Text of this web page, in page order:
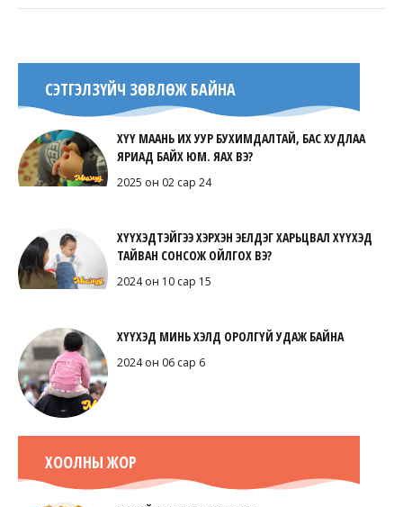
СЭТГЭЛЗҮЙЧ ЗӨВЛӨЖ БАЙНА
ХҮҮ МААНЬ ИХ УУР БУХИМДАЛТАЙ, БАС ХУДЛАА
ЯРИАД БАЙХ ЮМ. ЯАХ ВЭ?
2025 он 02 сар 24
ХҮҮХЭДТЭЙГЭЭ ХЭРХЭН ЭЕЛДЭГ ХАРЬЦВАЛ ХҮҮХЭД
ТАЙВАН СОНСОЖ ОЙЛГОХ ВЭ?
2024 он 10 сар 15
ХҮҮХЭД МИНЬ ХЭЛД ОРОЛГҮЙ УДАЖ БАЙНА
2024 он 06 сар 6
ХООЛНЫ ЖОР